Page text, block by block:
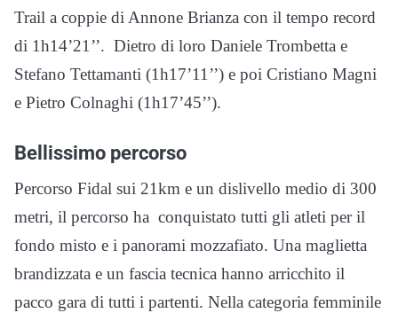
Trail a coppie di Annone Brianza con il tempo record
di 1h14’21’’. Dietro di loro Daniele Trombetta e
Stefano Tettamanti (1h17’11’’) e poi Cristiano Magni
e Pietro Colnaghi (1h17’45’’).
Bellissimo percorso
Percorso Fidal sui 21km e un dislivello medio di 300
metri, il percorso ha conquistato tutti gli atleti per il
fondo misto e i panorami mozzafiato. Una maglietta
brandizzata e un fascia tecnica hanno arricchito il
pacco gara di tutti i partenti. Nella categoria femminile